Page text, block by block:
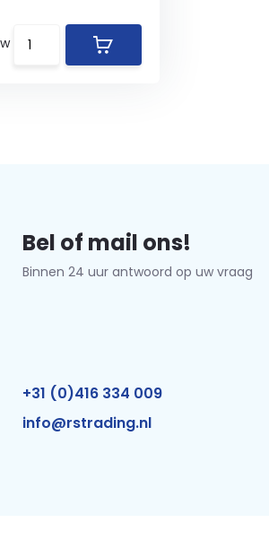
Bel of mail ons!
Binnen 24 uur antwoord op uw vraag
+31 (0)416 334 009
info@rstrading.nl